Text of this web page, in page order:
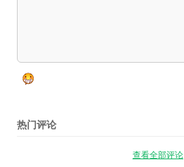
热门评论
查看全部评论